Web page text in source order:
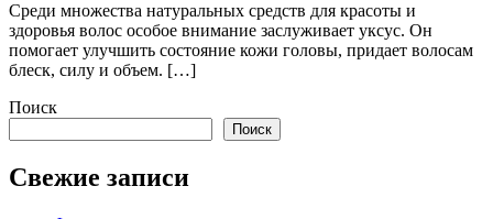
Среди множества натуральных средств для красоты и
здоровья волос особое внимание заслуживает уксус. Он
помогает улучшить состояние кожи головы, придает волосам
блеск, силу и объем. […]
Поиск
Поиск
Свежие записи